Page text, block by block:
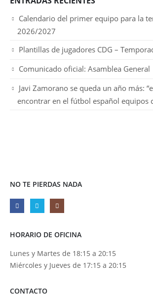
Calendario del primer equipo para la
2026/2027
Plantillas de jugadores CDG –
Comunicado oficial: Asamblea General
Javi Zamorano se queda un año más:
encontrar en el fútbol español equipos
NO TE PIERDAS NADA
HORARIO DE OFICINA
Lunes y Martes de 18:15 a 20:15
Miércoles y Jueves de 17:15 a 20:15
CONTACTO